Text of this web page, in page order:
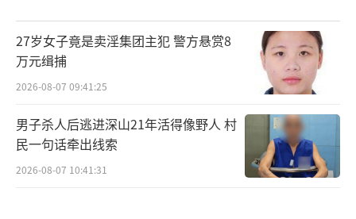
27岁女子竟是卖淫集团主犯 警方悬赏8
万元缉捕
2026-08-07 09:41:25
男子杀人后逃进深山21年活得像野人 村
民一句话牵出线索
2026-08-07 10:41:31